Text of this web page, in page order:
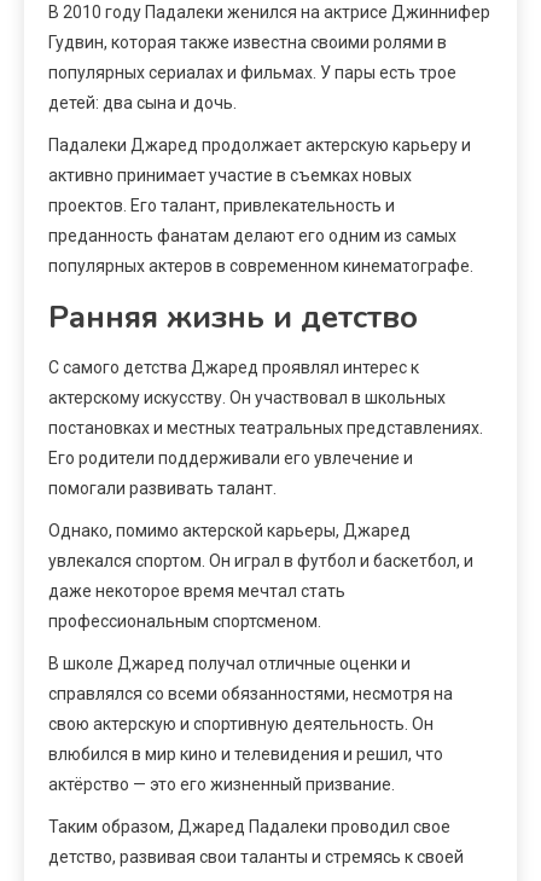
В 2010 году Падалеки женился на актрисе Джиннифер
Гудвин, которая также известна своими ролями в
популярных сериалах и фильмах. У пары есть трое
детей: два сына и дочь.
Падалеки Джаред продолжает актерскую карьеру и
активно принимает участие в съемках новых
проектов. Его талант, привлекательность и
преданность фанатам делают его одним из самых
популярных актеров в современном кинематографе.
Ранняя жизнь и детство
С самого детства Джаред проявлял интерес к
актерскому искусству. Он участвовал в школьных
постановках и местных театральных представлениях.
Его родители поддерживали его увлечение и
помогали развивать талант.
Однако, помимо актерской карьеры, Джаред
увлекался спортом. Он играл в футбол и баскетбол, и
даже некоторое время мечтал стать
профессиональным спортсменом.
В школе Джаред получал отличные оценки и
справлялся со всеми обязанностями, несмотря на
свою актерскую и спортивную деятельность. Он
влюбился в мир кино и телевидения и решил, что
актёрство — это его жизненный призвание.
Таким образом, Джаред Падалеки проводил свое
детство, развивая свои таланты и стремясь к своей